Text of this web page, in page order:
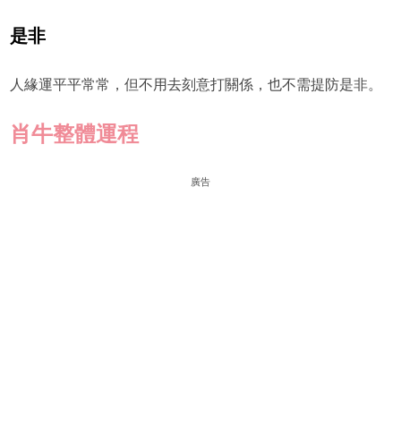
是非
人緣運平平常常，但不用去刻意打關係，也不需提防是非。
肖牛整體運程
廣告